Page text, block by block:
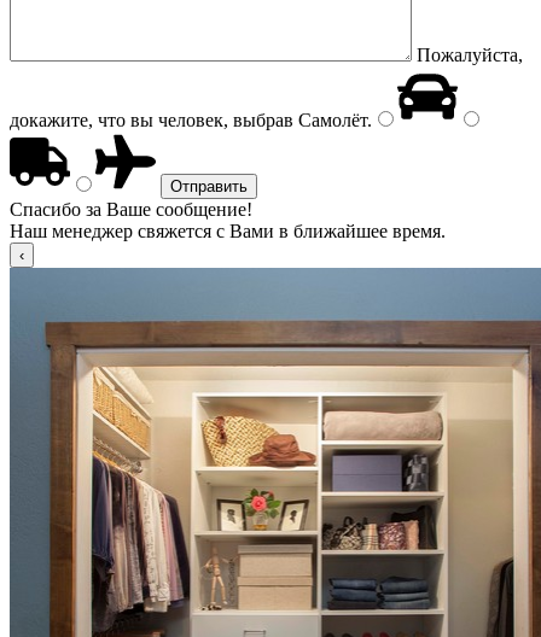
Пожалуйста,
докажите, что вы человек, выбрав Самолёт.
Спасибо за Ваше сообщение!
Наш менеджер свяжется с Вами в ближайшее время.